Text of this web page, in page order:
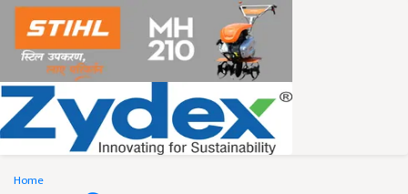
Home